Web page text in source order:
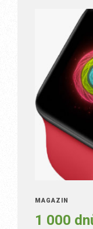
MAGAZÍN
1 000